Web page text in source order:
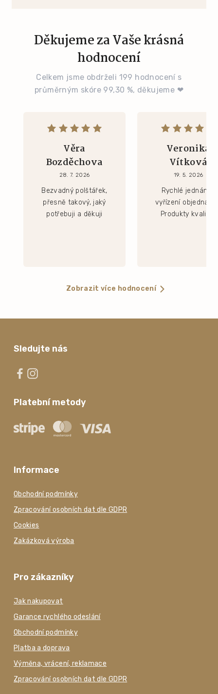
Děkujeme za Vaše krásná
hodnocení
Celkem jsme obdrželi 199 hodnocení s
průměrným skóre 99,30 %, děkujeme ❤
Věra
Bozděchova
28. 7. 2026
Bezvadný polštářek,
přesně takový, jaký
potřebuji a děkuji
Veronika
Vítková
19. 5. 2026
Rychlé jednání a
vyřízení
Produkty kvalitní.
Zobrazit více hodnocení
Informace
Obchodní podmínky
Zpracování osobních dat dle GDPR
Cookies
Zakázková výroba
Sledujte nás
Platební metody
Pro zákazníky
Jak nakupovat
Garance rychlého odeslání
Obchodní podmínky
Platba a doprava
Výměna, vrácení, reklamace
Zpracování osobních dat dle GDPR